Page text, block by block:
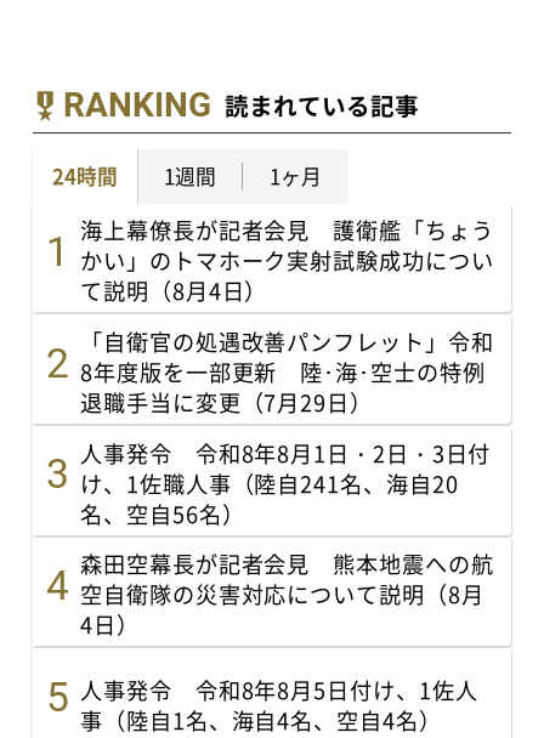
RANKING 読まれている記事
24時間 1週間 1ヶ月
海上幕僚長が記者会見 護衛艦「ちょう
かい」のトマホーク実射試験成功につい
て説明（8月4日）
「自衛官の処遇改善パンフレット」令和
8年度版を一部更新 陸･海･空士の特例
退職手当に変更（7月29日）
人事発令 令和8年8月1日・2日・3日付
け、1佐職人事（陸自241名、海自20
名、空自56名）
森田空幕長が記者会見 熊本地震への航
空自衛隊の災害対応について説明（8月
4日）
人事発令 令和8年8月5日付け、1佐人
事（陸自1名、海自4名、空自4名）